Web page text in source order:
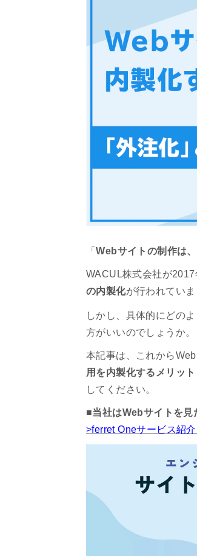
「Webサイトの制作は
WACUL株式会社が
の内製化が行われていま
しかし、具体的にどの
方がいいのでしょうか。
本記事は、これから
用を内製化するメリッ
してください。
■当社はWebサイトを見
>ferret Oneサービス紹